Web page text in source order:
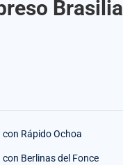
Brasilia
Rápido Ochoa
Berlinas del Fonce